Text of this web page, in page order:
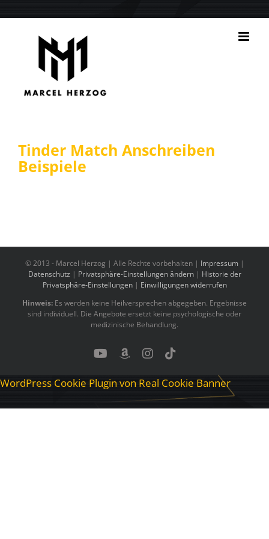
Tinder Match Anschreiben
Beispiele
© 2013 - Marcel Herzog | Alle Rechte vorbehalten | Impressum |
Datenschutz | Privatsphäre-Einstellungen ändern| Historie der
Privatsphäre-Einstellungen| Einwilligungen widerrufen
Hinweis: Es werden keine Heilversprechen abgegeben. Ergebnisse
sind individuell. Die Angebote ersetzt keine psychologische oder
medizinische Behandlung.
YouTubeBenutzerdefiniert
Instagram
Tiktok
WordPress Cookie Plugin von Real Cookie Banner